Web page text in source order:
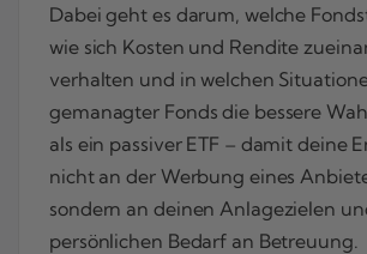
Dabei geht es darum, welche
wie sich Kosten und Rendite
verhalten und in welchen
gemanagter Fonds die bessere
als ein passiver ETF – damit deine
nicht an der Werbung eines
sondern an deinen Anlagezielen
persönlichen Bedarf an Betreuung.